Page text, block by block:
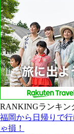
RANKINGランキン
福岡から日帰りで
ゃ損！